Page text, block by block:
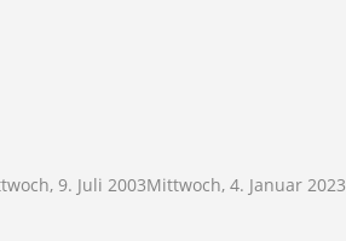
9. Juli 2003Mittwoch, 4. Januar 2023